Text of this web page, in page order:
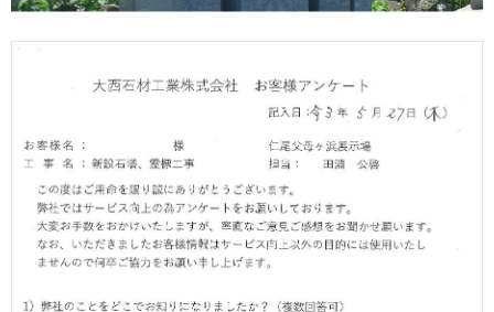
展示場
0120-54-0024 ゴヨウハオオニシ
資料請求・お問合せ